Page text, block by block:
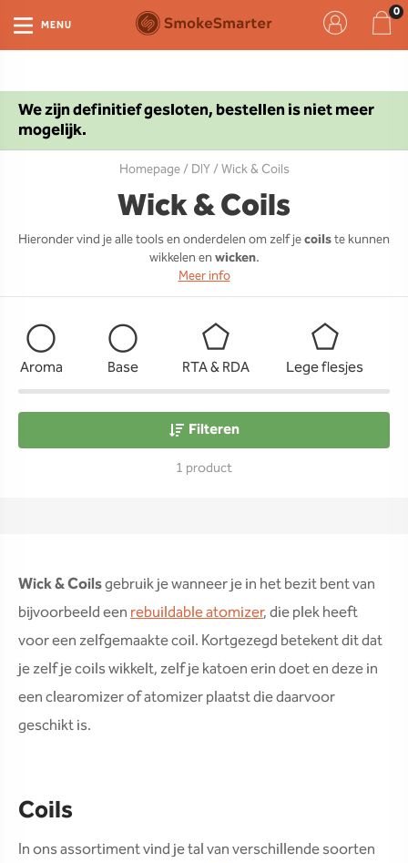
We zijn definitief gesloten, bestellen is niet meer
mogelijk.
MENU
Homepage/DIY/ Wick & Coils
Wick & Coils
Hieronder vind je alle tools en onderdelen om zelf jecoilste kunnen
wikkelen enwicken.
Meer info
Aroma Base RTA & RDA Lege flesjes
Filteren
1 product
Wick & Coilsgebruik je wanneer je in het bezit bent van
bijvoorbeeld eenrebuildable atomizer, die plek heeft
voor een zelfgemaakte coil. Kortgezegd betekent dit dat
je zelf je coils wikkelt, zelf je katoen erin doet en deze in
een clearomizer of atomizer plaatst die daarvoor
geschikt is.
Coils
In ons assortiment vind je tal van verschillende soorten